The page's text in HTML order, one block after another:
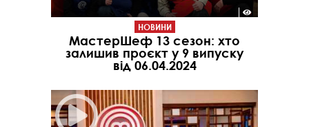
НОВИНИ
МастерШеф 13 сезон: хто
залишив проєкт у 9 випуску
від 06.04.2024